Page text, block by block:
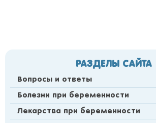
РАЗДЕЛЫ САЙТА
Вопросы и ответы
Болезни при беременности
Лекарства при беременности